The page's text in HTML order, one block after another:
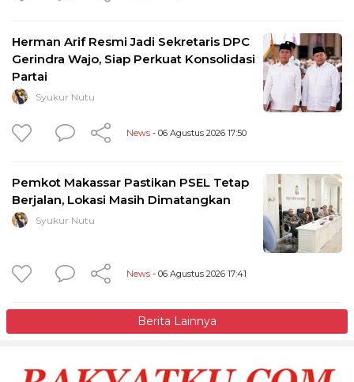
Herman Arif Resmi Jadi Sekretaris DPC
Gerindra Wajo, Siap Perkuat Konsolidasi
Partai
Syukur Nutu
News - 06 Agustus 2026 17:50
Pemkot Makassar Pastikan PSEL Tetap
Berjalan, Lokasi Masih Dimatangkan
Syukur Nutu
News - 06 Agustus 2026 17:41
Berita Lainnya